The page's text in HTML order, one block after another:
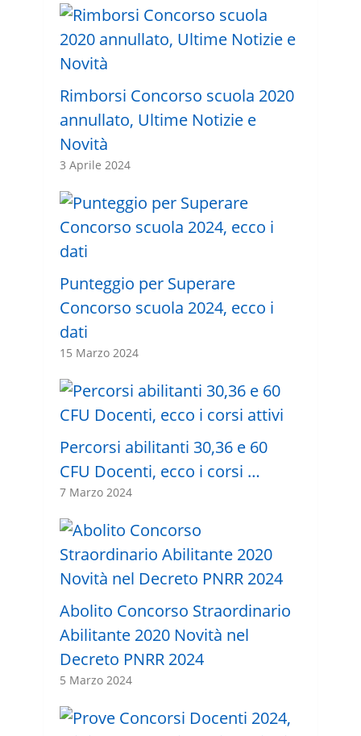
Rimborsi Concorso scuola 2020
annullato, Ultime Notizie e
Novità
3 Aprile 2024
Punteggio per Superare
Concorso scuola 2024, ecco i
dati
15 Marzo 2024
Percorsi abilitanti 30,36 e 60
CFU Docenti, ecco i corsi …
7 Marzo 2024
Abolito Concorso Straordinario
Abilitante 2020 Novità nel
Decreto PNRR 2024
5 Marzo 2024